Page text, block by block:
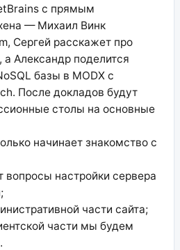
с прямым
— Михаил Винк
Сергей расскажет про
а Александр поделится
базы в MODX с
После докладов будут
столы на основные
начинает знакомство с
вопросы настройки сервера
части сайта;
части мы будем
.